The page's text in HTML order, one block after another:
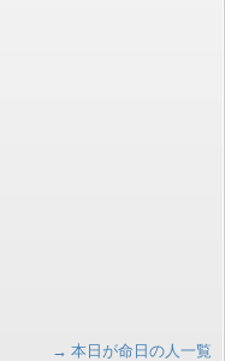
→ 本日が命日の人一覧